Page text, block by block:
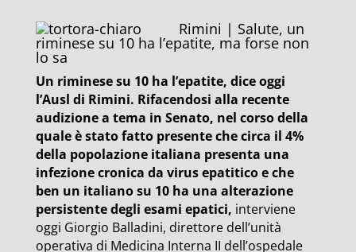
Rimini | Salute, un
riminese su 10 ha l’epatite, ma forse non
lo sa
Un riminese su 10 ha l’epatite, dice oggi
l’Ausl di Rimini. Rifacendosi alla recente
audizione a tema in Senato, nel corso della
quale è stato fatto presente che circa il 4%
della popolazione italiana presenta una
infezione cronica da virus epatitico e che
ben un italiano su 10 ha una alterazione
persistente degli esami epatici, interviene
oggi Giorgio Balladini, direttore dell’unità
operativa di Medicina Interna II dell’ospedale